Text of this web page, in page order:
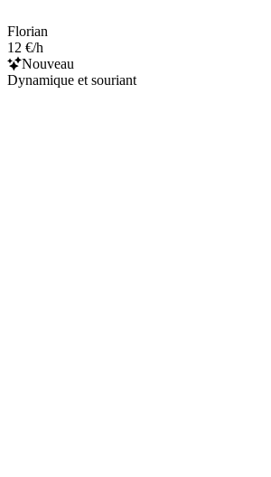
Florian
12 €/h
Nouveau
Dynamique et souriant